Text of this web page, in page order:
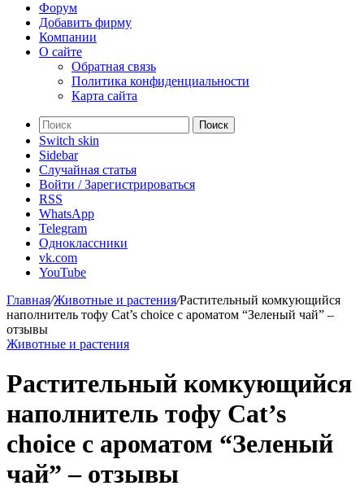
Форум
Добавить фирму
Компании
О сайте
Обратная связь
Политика конфиденциальности
Карта сайта
Поиск
Switch skin
Sidebar
Случайная статья
Войти / Зарегистрироваться
RSS
WhatsApp
Telegram
Одноклассники
vk.com
YouTube
Главная/Животные и растения/Растительный комкующийся
наполнитель тофу Cat’s choice с ароматом “Зеленый чай” –
отзывы
Животные и растения
Растительный комкующийся
наполнитель тофу Cat’s
choice с ароматом “Зеленый
чай” – отзывы